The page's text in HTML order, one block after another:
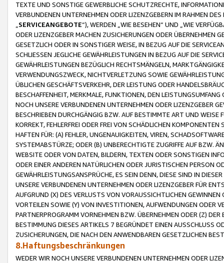
TEXTE UND SONSTIGE GEWERBLICHE SCHUTZRECHTE,
VERBUNDENEN UNTERNEHMEN ODER LIZENZGEBERN IM RAHMEN
SERVICEANGEBOTE“), WERDEN „WIE BESEHEN“ UND „WIE
ODER LIZENZGEBER MACHEN ZUSICHERUNGEN ODER ÜBERNEHMEN
GESETZLICH ODER IN SONSTIGER WEISE, IN BEZUG AUF DIE
SCHLIESSEN JEGLICHE GEWÄHRLEISTUNGEN IN BEZUG AUF DIE
GEWÄHRLEISTUNGEN BEZÜGLICH RECHTSMÄNGELN,
VERWENDUNGSZWECK, NICHTVERLETZUNG SOWIE
ÜBLICHEN GESCHÄFTSVERKEHR, DER LEISTUNG ODER
BESCHAFFENHEIT, MERKMALE, FUNKTIONEN, DEN
NOCH UNSERE VERBUNDENEN UNTERNEHMEN ODER LIZENZGEBER
BESCHRIEBEN DURCHGÄNGIG BZW. AUF BESTIMMTE ART UND
KORREKT, FEHLERFREI ODER FREI VON SCHÄDLICHEN
HAFTEN FÜR: (A) FEHLER, UNGENAUIGKEITEN, VIREN,
SYSTEMABSTÜRZE; ODER (B) UNBERECHTIGTE ZUGRIFFE AUF BZW.
WEBSITE ODER VON DATEN, BILDERN, TEXTEN ODER SONSTIGEN
ODER EINER ANDEREN NATÜRLICHEN ODER JURISTISCHEN PERSON
GEWÄHRLEISTUNGSANSPRÜCHE, ES SEIN DENN, DIESE SIND IN
UNSERE VERBUNDENEN UNTERNEHMEN ODER LIZENZGEBER FÜR
AUFGRUND (X) DES VERLUSTS VON VORAUSSICHTLICHEN
VORTEILEN SOWIE (Y) VON INVESTITIONEN, AUFWENDUNGEN ODER
PARTNERPROGRAMM VORNEHMEN BZW. ÜBERNEHMEN ODER (Z)
BESTIMMUNG DIESES ARTIKELS 7 BEGRÜNDET EINEN AUSSCHLUSS
ZUSICHERUNGEN, DIE NACH DEN ANWENDBAREN GESETZLICHEN
8.Haftungsbeschränkungen
WEDER WIR NOCH UNSERE VERBUNDENEN UNTERNEHMEN ODER